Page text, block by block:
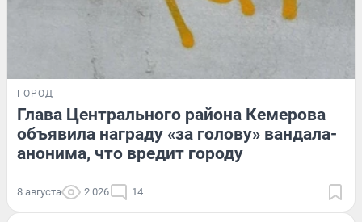
ГОРОД
Глава Центрального района Кемерова
объявила награду «за голову» вандала-
анонима, что вредит городу
8 августа 2 026 14